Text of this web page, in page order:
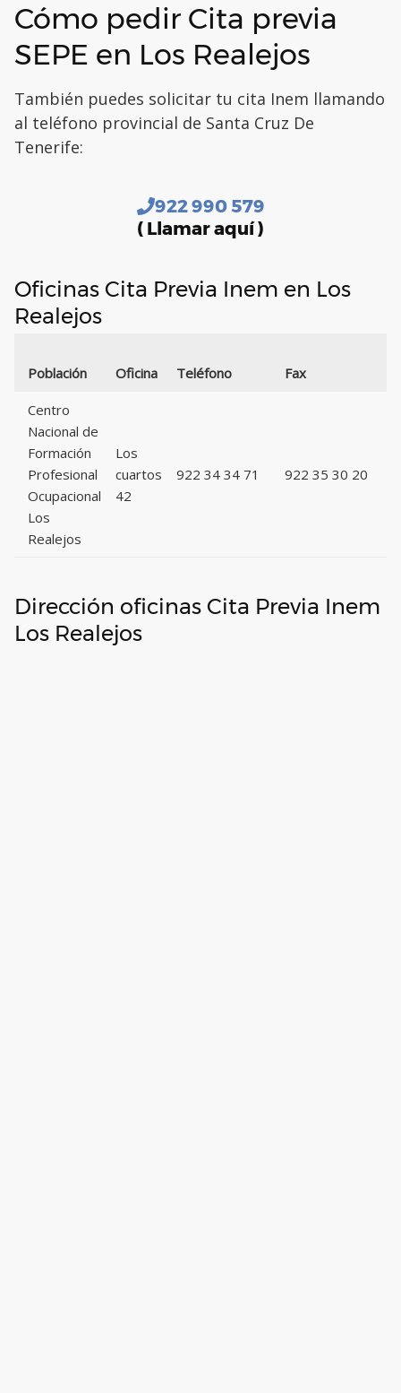
Cómo pedir Cita previa
SEPE en Los Realejos
También puedes solicitar tu cita Inem llamando
al teléfono provincial de Santa Cruz De
Tenerife:
922 990 579
( Llamar aquí )
Oficinas Cita Previa Inem en Los
Realejos
Población Oficina Teléfono Fax
Centro
Nacional de
Formación
Profesional
Ocupacional
Los
Realejos
Los
cuartos
42
922 34 34 71 922 35 30 20
Dirección oficinas Cita Previa Inem
Los Realejos